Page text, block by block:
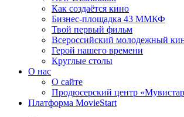
Как создаётся кино
Бизнес-площадка 43 ММКФ
Твой первый фильм
Всероссийский молодежный
Герой нашего времени
Круглые столы
О нас
О сайте
Продюсерский центр
Платформа MovieStart